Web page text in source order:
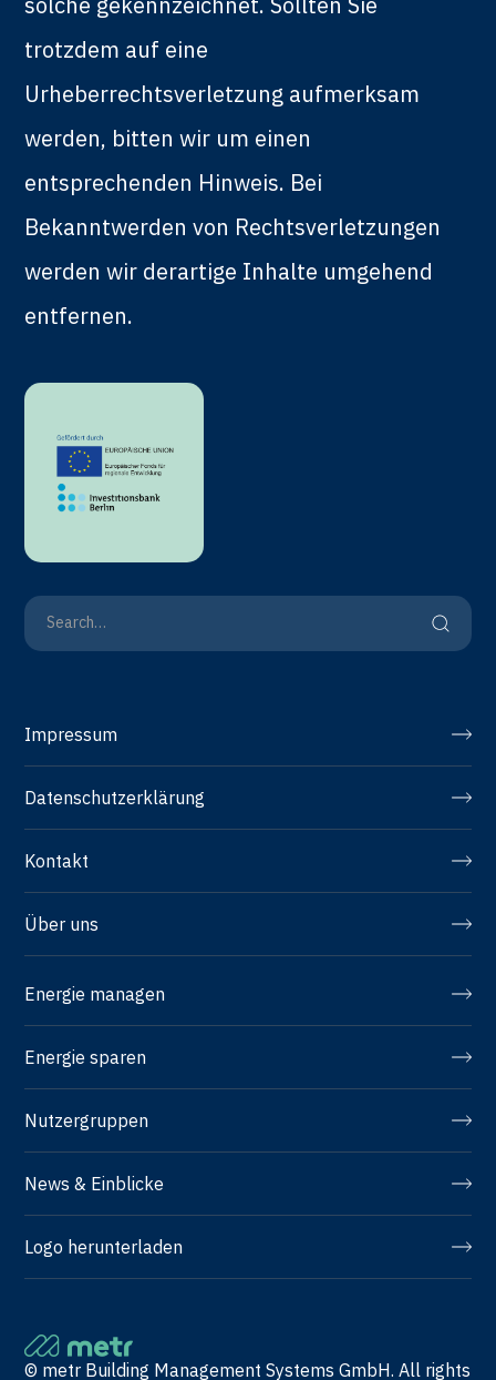
trotzdem auf eine
Urheberrechtsverletzung aufmerksam
werden, bitten wir um einen
entsprechenden Hinweis. Bei
Bekanntwerden von Rechtsverletzungen
werden wir derartige Inhalte umgehend
entfernen.
Impressum
Datenschutzerklärung
Kontakt
Über uns
Energie managen
Energie sparen
Nutzergruppen
News & Einblicke
Logo herunterladen
© metr Building Management Systems GmbH. All rights